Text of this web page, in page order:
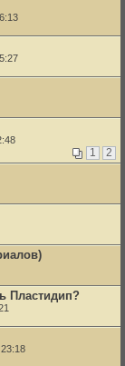
1 2
Пластидип?